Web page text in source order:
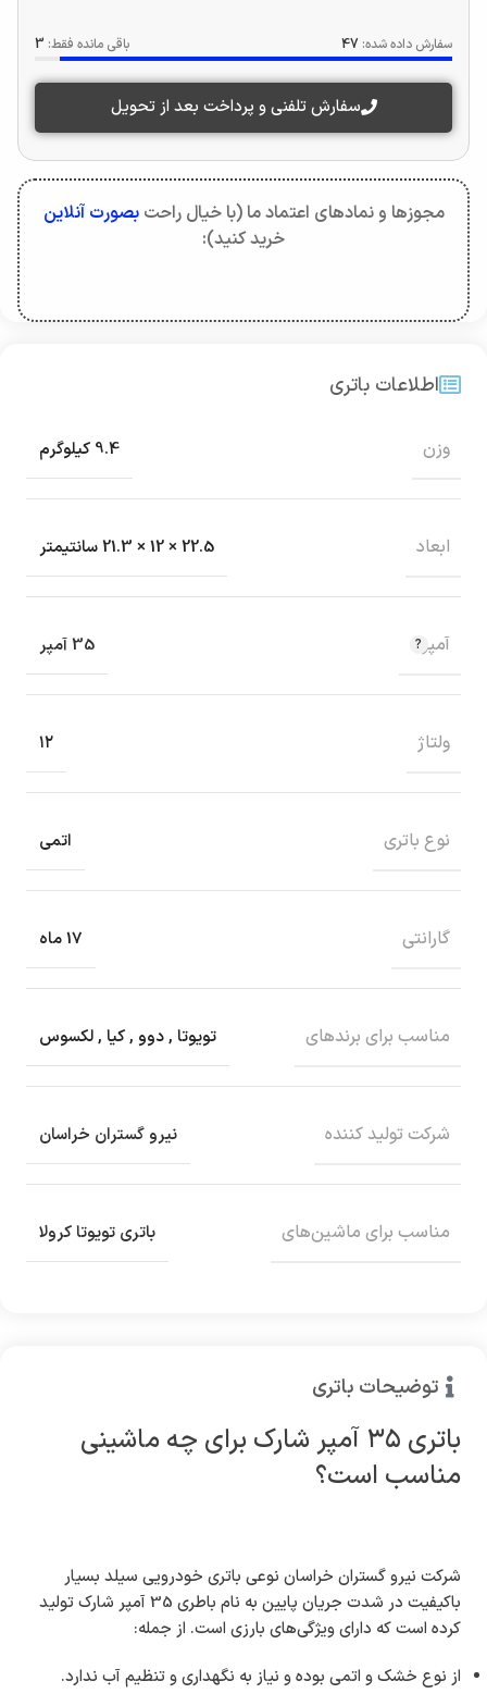
سفارش داده شده: 47 باقی مانده فقط: 3
سفارش تلفنی و پرداخت بعد از تحویل
مجوزها و نمادهای اعتماد ما (با خیال راحتبصورت آنلاین
خرید کنید):
توضیحات باتری
باتری ۳۵ آمپر شارک برای چه ماشینی
مناسب است؟
شرکت نیرو گستران خراسان نوعی باتری خودرویی سیلد بسیار
باکیفیت در شدت جریان پایین به نام باطری 35 آمپر شارک تولید
کرده است که دارای ویژگی‌های بارزی است. از جمله:
از نوع خشک و اتمی بوده و نیاز به نگهداری و تنظیم آب ندارد.
اطلاعات باتری
وزن 9.4 کیلوگرم
ابعاد 22.5 × 12 × 21.3 سانتیمتر
آمپر 35 آمپر
ولتاژ ۱۲
نوع باتری اتمی
گارانتی 17 ماه
مناسب برای برندهای تویوتا ,دوو ,کیا ,لکسوس
شرکت تولید کننده نیرو گستران خراسان
مناسب برای ماشین‌های باتری تویوتا کرولا